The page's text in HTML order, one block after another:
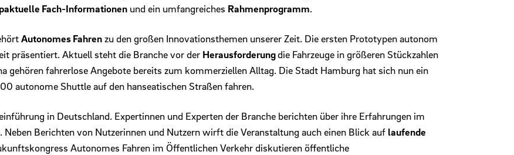
Fach-Informationen und ein umfangreiches Rahmenprogramm.
Autonomes Fahrenzu den großen Innovationsthemen unserer Zeit. Die ersten Prototypen autonom
präsentiert. Aktuell steht die Branche vor der Herausforderungdie Fahrzeuge in größeren Stückzahlen
gehören fahrerlose Angebote bereits zum kommerziellen Alltag. Die Stadt Hamburg hat sich nun ein
autonome Shuttle auf den hanseatischen Straßen fahren.
in Deutschland. Expertinnen und Experten der Branche berichten über ihre Erfahrungen im
Neben Berichten von Nutzerinnen und Nutzern wirft die Veranstaltung auch einen Blick auf laufende
Autonomes Fahren im Öffentlichen Verkehr diskutieren öffentliche